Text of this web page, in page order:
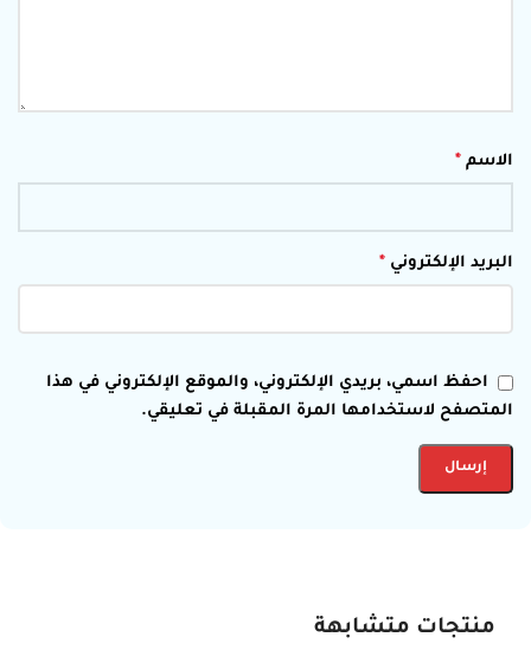
الاسم *
البريد الإلكتروني *
احفظ اسمي، بريدي الإلكتروني، والموقع الإلكتروني في هذا
المتصفح لاستخدامها المرة المقبلة في تعليقي.
منتجات متشابهة